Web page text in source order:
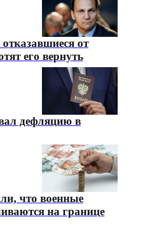
от
его вернуть
дефляцию в
что военные
на границе